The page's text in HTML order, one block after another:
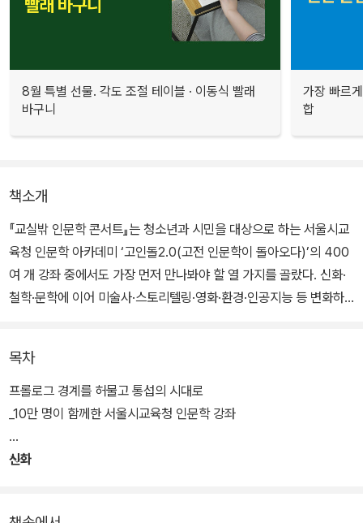
8월 특별 선물. 각도 조절 테이블 · 이동식 빨래
바구니
가장 빠르
합
책소개
『교실밖 인문학 콘서트』는 청소년과 시민을 대상으로 하는 서울시교
육청 인문학 아카데미 ‘고인돌2.0(고전 인문학이 돌아오다)’의 400
여 개 강좌 중에서도 가장 먼저 만나봐야 할 열 가지를 골랐다. 신화·
철학·문학에 이어 미술사·스토리텔링·영화·환경·인공지능 등 변화하
인류 기원에 대한 이야기이자 오늘날 영화·애니메이션·만화·게임 등
대중문화로 통하는 지름길이자 상상력의 원천인 ‘유럽 신화, 완전 첫
의 본질을 찾아가는 ‘철학하는 삶이란?’, 고전문학과 영화를 비교하는
목차
프롤로그 경계를 허물고 통섭의 시대로
_10만 명이 함께한 서울시교육청 인문학 강좌
신화